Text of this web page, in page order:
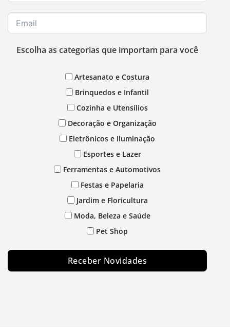
Escolha as categorias que importam para você
Artesanato e Costura
Brinquedos e Infantil
Cozinha e Utensílios
Decoração e Organização
Eletrônicos e Iluminação
Esportes e Lazer
Ferramentas e Automotivos
Festas e Papelaria
Jardim e Floricultura
Moda, Beleza e Saúde
Pet Shop
Receber Novidades